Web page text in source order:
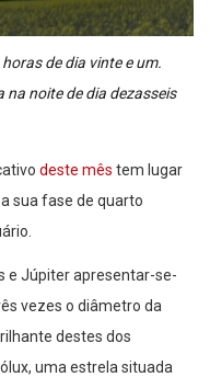
de dia vinte e um.
na noite de dia dezasseis
deste mês tem lugar
sua fase de quarto
e Júpiter apresentar-se-
vezes o diâmetro da
destes dos
uma estrela situada